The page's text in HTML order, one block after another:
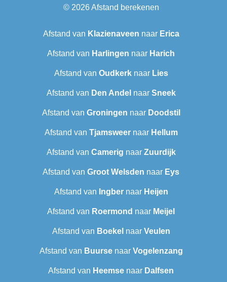
© 2026Afstand berekenen
Afstand van Klazienaveen naar Erica
Afstand van Harlingen naar Harich
Afstand van Oudkerknaar Lies
Afstand van Den Andel naar Sneek‎
Afstand van Groningen naar Doodstil
Afstand van Tjamsweernaar Hellum
Afstand van Camerig naar Zuurdijk
Afstand van Groot Welsden naar Eys
Afstand van Ingbernaar Heijen
Afstand van Roermond naar Meijel
Afstand van Boekel naar Veulen
Afstand van Buursenaar Vogelenzang
Afstand van Heemse naar Dalfsen